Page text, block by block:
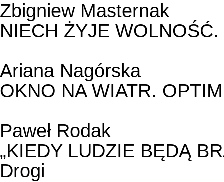
Zbigniew Masternak
NIECH ŻYJE
Ariana Nagórska
OKNO NA WIATR.
Paweł Rodak
„KIEDY LUDZIE BĘDĄ
Drogi